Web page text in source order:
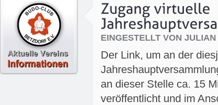
EINGESTELLT VON
Der Link, um an der
an dieser Stelle ca. 15
veröffentlicht und im